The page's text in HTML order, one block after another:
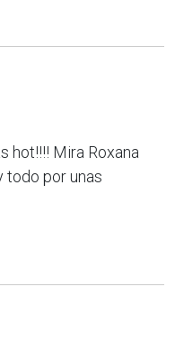
hot!!!! Mira Roxana
todo por unas